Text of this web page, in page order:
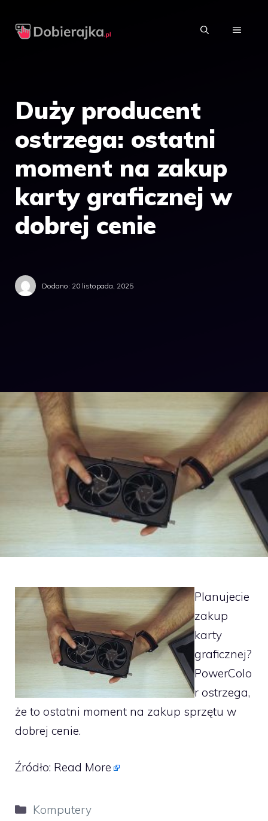
MENU
Duży producent
ostrzega: ostatni
moment na zakup
karty graficznej w
dobrej cenie
Dodano: 20 listopada, 2025
Planujecie
zakup
karty
graficznej?
PowerColo
r ostrzega,
że to ostatni moment na zakup sprzętu w
dobrej cenie.
Źródło: Read More
Kategorie
Komputery